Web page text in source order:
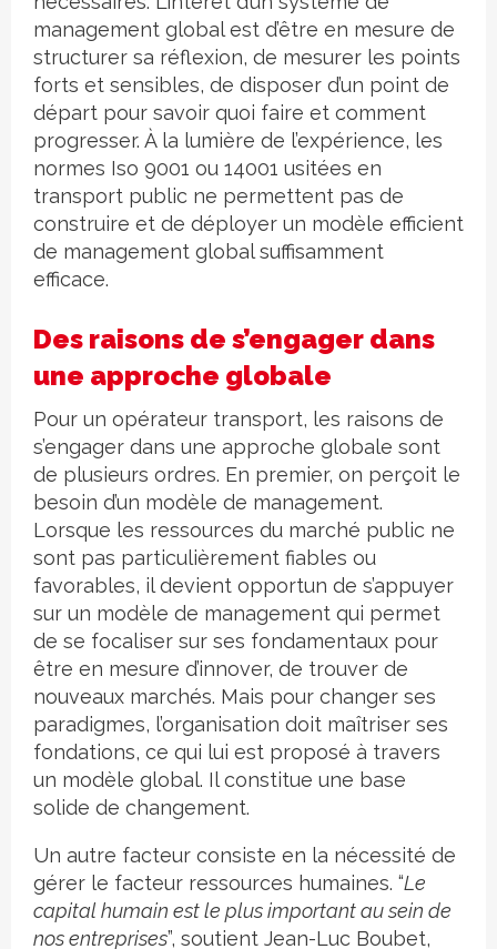
management global est d’être en mesure de
structurer sa réflexion, de mesurer les points
forts et sensibles, de disposer d’un point de
départ pour savoir quoi faire et comment
progresser. À la lumière de l’expérience, les
normes Iso 9001 ou 14001 usitées en
transport public ne permettent pas de
construire et de déployer un modèle efficient
de management global suffisamment
efficace.
Des raisons de s’engager dans
une approche globale
Pour un opérateur transport, les raisons de
s’engager dans une approche globale sont
de plusieurs ordres. En premier, on perçoit le
besoin d’un modèle de management.
Lorsque les ressources du marché public ne
sont pas particulièrement fiables ou
favorables, il devient opportun de s’appuyer
sur un modèle de management qui permet
de se focaliser sur ses fondamentaux pour
être en mesure d’innover, de trouver de
nouveaux marchés. Mais pour changer ses
paradigmes, l’organisation doit maî­triser ses
fondations, ce qui lui est proposé à travers
un modèle global. Il constitue une base
solide de changement.
Un autre facteur consiste en la nécessité de
gérer le facteur ressources humaines. “Le
capital humain est le plus important au sein de
nos entreprises”, soutient Jean-Luc Boubet,